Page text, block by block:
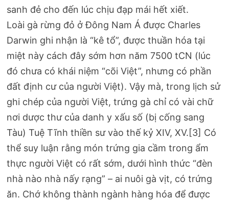
sanh đẻ cho đến lúc chịu đạp mái hết xiết.
Loài gà rừng đỏ ở Đông Nam Á được Charles
Darwin ghi nhận là “kê tổ”, được thuần hóa tại
miệt này cách đây sớm hơn năm 7500 tCN (lúc
đó chưa có khái niệm “cõi Việt”, nhưng có phần
đất định cư của người Việt). Vậy mà, trong lịch sử
ghi chép của người Việt, trứng gà chỉ có vài chữ
nơi dược thư của danh y xấu số (bị cống sang
Tàu) Tuệ Tĩnh thiền sư vào thế kỷ XIV, XV.[3] Có
thể suy luận rằng món trứng gia cầm trong ẩm
thực người Việt có rất sớm, dưới hình thức “đèn
nhà nào nhà nấy rạng” – ai nuôi gà vịt, có trứng
ăn. Chớ không thành ngành hàng hóa để được